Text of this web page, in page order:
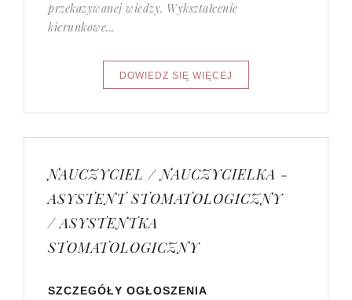
przekazywanej wiedzy. Wykształcenie
kierunkowe...
NAUCZYCIEL / NAUCZYCIELKA -
ASYSTENT STOMATOLOGICZNY
/ ASYSTENTKA
STOMATOLOGICZNY
SZCZEGÓŁY OGŁOSZENIA